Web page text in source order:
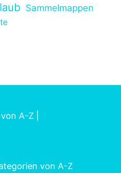
Sammelmappen
A-Z
von A-Z